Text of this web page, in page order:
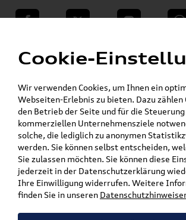
teilen Twitter Instagram
VW Shop - VW Originalteile und
»
Mein Kundenkonto
Artikel für ihr Modell
Marke wählen
Modell wählen
Karosserieform wählen
Cookie-
Wir verwenden Cookies, um Ihnen ein
Webseiten-Erlebnis zu bieten. Dazu zählen
den Betrieb der Seite und für die
kommerziellen Unternehmensziele
solche, die lediglich zu anonymen
werden. Sie können selbst entscheiden,
Sie zulassen möchten. Sie können diese
jederzeit in der Datenschutzerklärung
Ihre Einwilligung widerrufen. Weitere
finden Sie in unseren